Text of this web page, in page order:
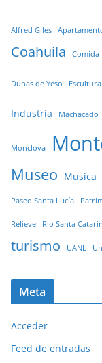
Alfred Giles
Coahuila
Comida
Dunas de Yeso Escultura
Industria Machacado
Monclova
Museo Musica
Paseo Santa Lucía
Relieve Rio Santa
turismo
UANL
Meta
Acceder
Feed de entradas